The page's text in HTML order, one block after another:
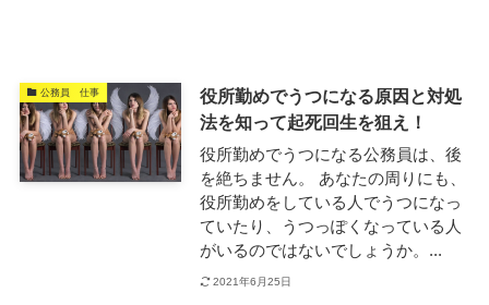
公務員 仕事
役所勤めでうつになる原因と対処
法を知って起死回生を狙え！
役所勤めでうつになる公務員は、後
を絶ちません。 あなたの周りにも、
役所勤めをしている人でうつになっ
ていたり、うつっぽくなっている人
がいるのではないでしょうか。...
2021年6月25日